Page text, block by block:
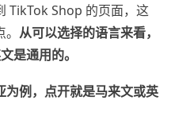
TikTok Shop 的页面，这
从可以选择的语言来看，
是通用的。
为例，点开就是马来文或英